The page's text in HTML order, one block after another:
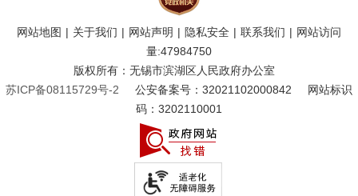
网站地图 | 关于我们 | 网站声明 | 隐私安全 | 联系我们 | 网站访问
量:47984750
版权所有：无锡市滨湖区人民政府办公室
苏ICP备08115729号-2
公安备案号：32021102000842
网站标识
码：3202110001